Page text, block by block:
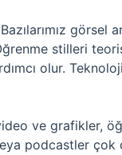
görsel
stilleri
olur.
ve grafikler,
podcastler çok